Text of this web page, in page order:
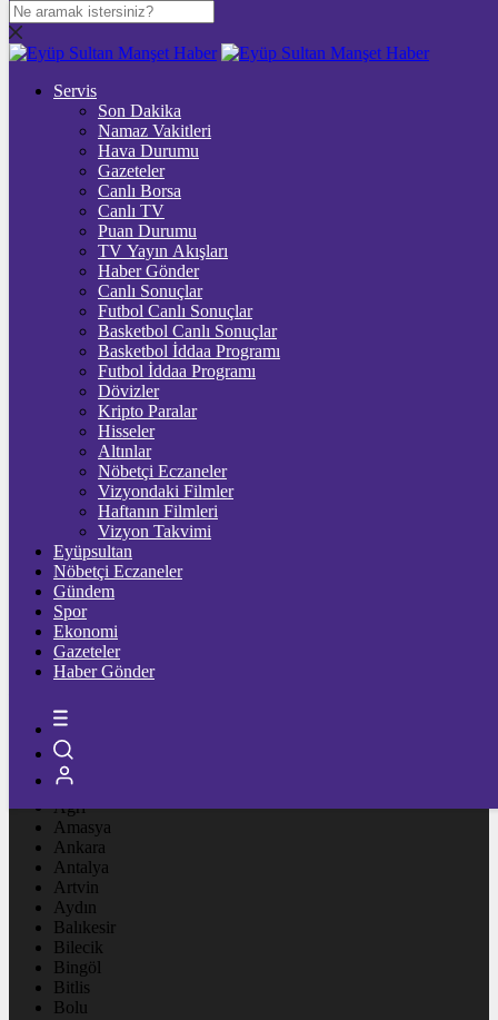
DOLAR
47,7436$% 0.18
EURO
% 0.32
STERLİN
% 0.38
GRAM ALTIN
%2,59
%2,39
BİTCOİN
ETHEREUM
TETHER
Servis
Son Dakika
Namaz Vakitleri
Hava Durumu
Gazeteler
Canlı Borsa
Canlı TV
Puan Durumu
TV Yayın Akışları
Haber Gönder
Canlı Sonuçlar
Futbol Canlı Sonuçlar
Basketbol Canlı Sonuçlar
Basketbol İddaa Programı
Futbol İddaa Programı
Dövizler
Kripto Paralar
Hisseler
Altınlar
Nöbetçi Eczaneler
Vizyondaki Filmler
Haftanın Filmleri
Vizyon Takvimi
Eyüpsultan
Nöbetçi Eczaneler
Gündem
Spor
Ekonomi
Gazeteler
Haber Gönder
SabahVakti
02:00
Adana
Adıyaman
Afyonkarahisar
Ağrı
Amasya
Ankara
Antalya
Artvin
Aydın
Balıkesir
Bilecik
Bingöl
Bitlis
Bolu